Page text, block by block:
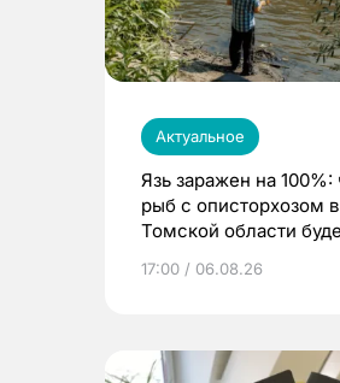
Актуальное
Язь заражен на 100%:
рыб с описторхозом в
Томской области
17:00 / 06.08.26